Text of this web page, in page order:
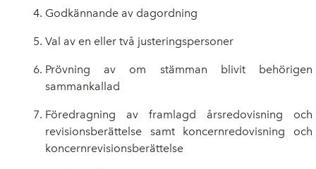
Godkännande av dagordning
Val av en eller två justeringspersoner
Prövning av om stämman blivit behörigen
sammankallad
Föredragning av framlagd årsredovisning och
revisionsberättelse samt koncernredovisning och
koncernrevisionsberättelse